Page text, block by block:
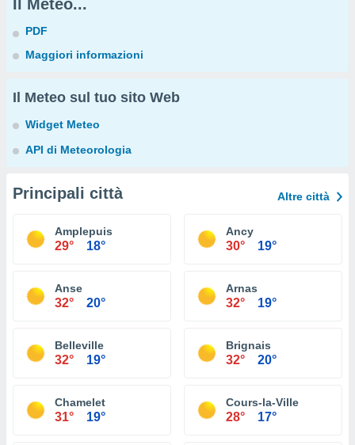
Il Meteo...
PDF
Maggiori informazioni
Il Meteo sul tuo sito Web
Widget Meteo
API di Meteorologia
Principali città Altre città
Amplepuis
29° 18°
Ancy
30° 19°
Anse
32° 20°
Arnas
32° 19°
Belleville
32° 19°
Brignais
32° 20°
Chamelet
31° 19°
Cours-la-Ville
28° 17°